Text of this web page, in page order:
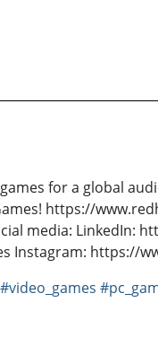
for a global
https://
media: LinkedIn:
https://
#video_games